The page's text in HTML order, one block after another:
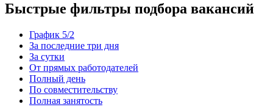
Быстрые фильтры подбора вакансий
График 5/2
За последние три дня
За сутки
От прямых работодателей
Полный день
По совместительству
Полная занятость